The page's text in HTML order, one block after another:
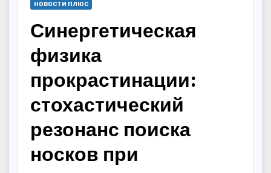
НОВОСТИ ПЛЮС
Синергетическая
физика
прокрастинации:
стохастический
резонанс поиска
носков при